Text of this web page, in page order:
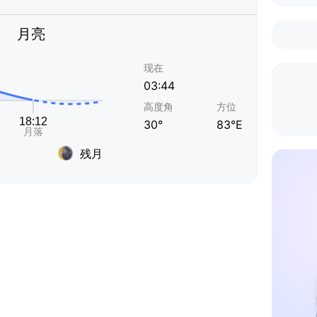
月亮
残月
现在
03:44
高度角
30°
方位
83°E